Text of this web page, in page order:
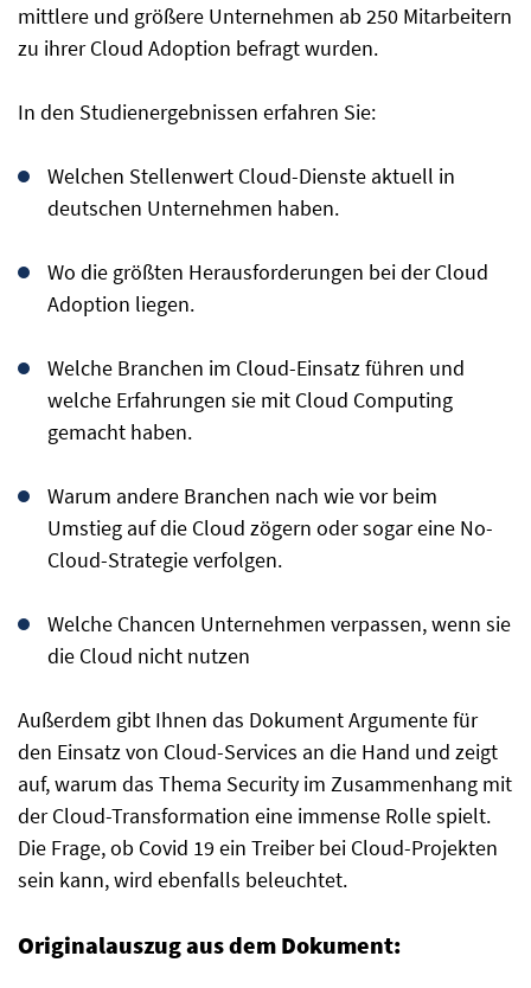
mittlere und größere Unternehmen ab 250 Mitarbeitern
zu ihrer Cloud Adoption befragt wurden.
In den Studienergebnissen erfahren Sie:
Welchen Stellenwert Cloud-Dienste aktuell in
deutschen Unternehmen haben.
Wo die größten Herausforderungen bei der Cloud
Adoption liegen.
Welche Branchen im Cloud-Einsatz führen und
welche Erfahrungen sie mit Cloud Computing
gemacht haben.
Warum andere Branchen nach wie vor beim
Umstieg auf die Cloud zögern oder sogar eine No-
Cloud-Strategie verfolgen.
Welche Chancen Unternehmen verpassen, wenn sie
die Cloud nicht nutzen
Außerdem gibt Ihnen das Dokument Argumente für
den Einsatz von Cloud-Services an die Hand und zeigt
auf, warum das Thema Security im Zusammenhang mit
der Cloud-Transformation eine immense Rolle spielt.
Die Frage, ob Covid 19 ein Treiber bei Cloud-Projekten
sein kann, wird ebenfalls beleuchtet.
Originalauszug aus dem Dokument: